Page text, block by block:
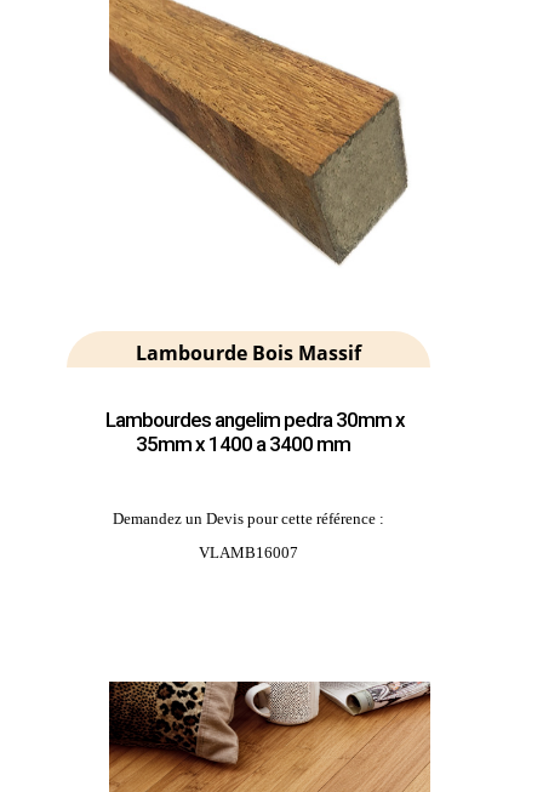
Lambourde Bois Massif
Lambourdes angelim pedra 30mm x
35mm x 1400 a 3400 mm
Demandez un Devis pour cette référence :
VLAMB16007